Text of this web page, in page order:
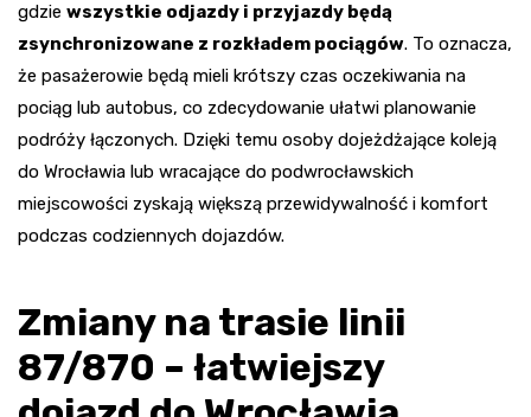
gdzie wszystkie odjazdy i przyjazdy będą
zsynchronizowane z rozkładem pociągów. To oznacza,
że pasażerowie będą mieli krótszy czas oczekiwania na
pociąg lub autobus, co zdecydowanie ułatwi planowanie
podróży łączonych. Dzięki temu osoby dojeżdżające koleją
do Wrocławia lub wracające do podwrocławskich
miejscowości zyskają większą przewidywalność i komfort
podczas codziennych dojazdów.
Zmiany na trasie linii
87/870 – łatwiejszy